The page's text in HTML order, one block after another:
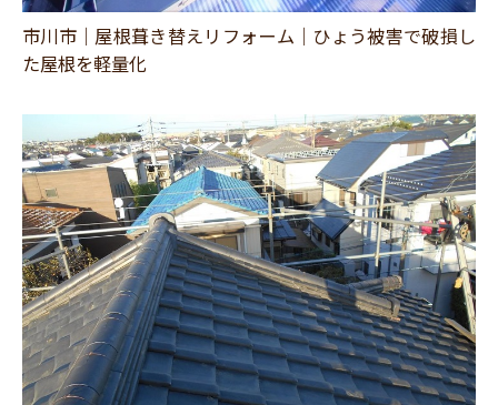
市川市｜屋根葺き替えリフォーム｜ひょう被害で破損し
た屋根を軽量化